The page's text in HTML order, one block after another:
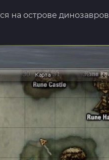
на острове динозавров